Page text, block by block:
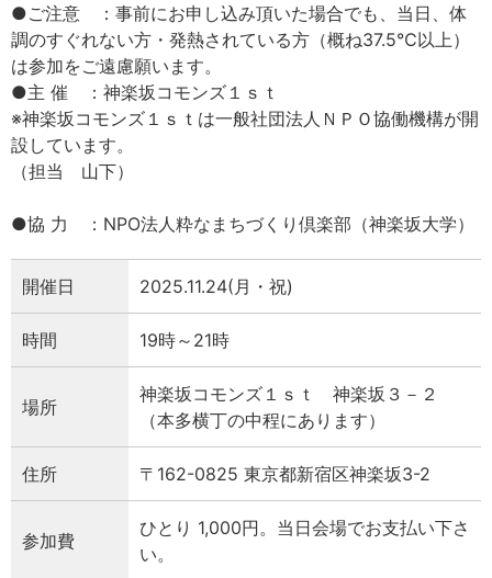
●ご注意 ：事前にお申し込み頂いた場合でも、当日、体
調のすぐれない方・発熱されている方（概ね37.5℃以上）
は参加をご遠慮願います。
●主 催 ：神楽坂コモンズ１ｓｔ
※神楽坂コモンズ１ｓｔは一般社団法人ＮＰＯ協働機構が開
設しています。
（担当 山下）
●協 力 ：NPO法人粋なまちづくり倶楽部（神楽坂大学）
開催日 2025.11.24(月・祝)
時間 19時～21時
場所
神楽坂コモンズ１ｓｔ 神楽坂３－２
（本多横丁の中程にあります）
住所 〒162-0825 東京都新宿区神楽坂3-2
参加費
ひとり 1,000円。当日会場でお支払い下さ
い。